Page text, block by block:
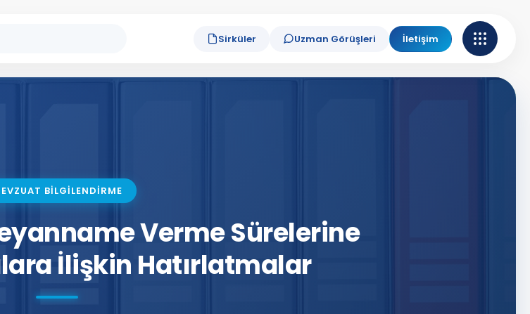
Sirküler Uzman Görüşleri İletişim
BİLGİLENDİRME
Verme Sürelerine
İlişkin Hatırlatmalar